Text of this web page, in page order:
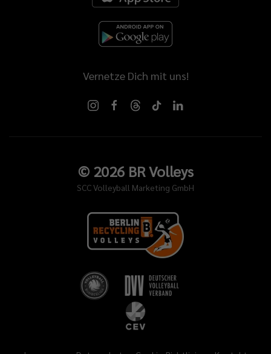
Vernetze Dich mit uns!
© 2026BR Volleys
SCC Volleyball Marketing GmbH